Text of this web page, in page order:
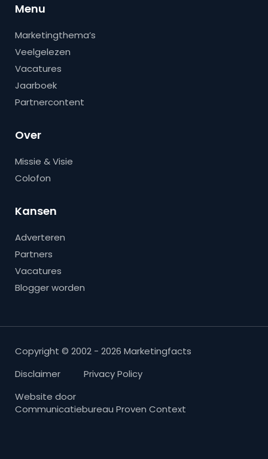
Menu
Marketingthema’s
Veelgelezen
Vacatures
Jaarboek
Partnercontent
Over
Missie & Visie
Colofon
Kansen
Adverteren
Partners
Vacatures
Blogger worden
Copyright © 2002 - 2026 Marketingfacts
Disclaimer
Privacy Policy
Website door
Communicatiebureau Proven Context